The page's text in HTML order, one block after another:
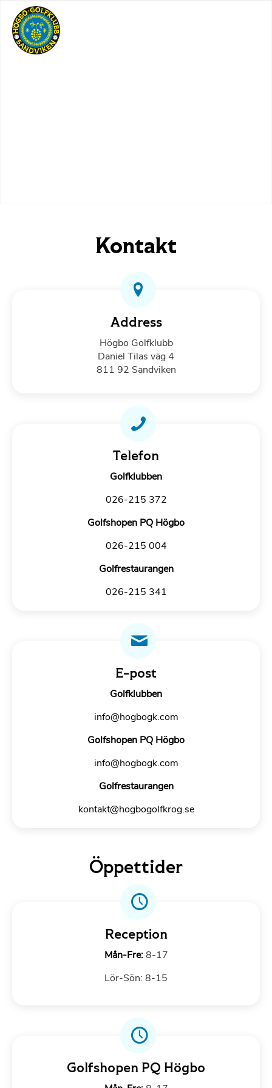
Kontakt
Address
Högbo Golfklubb
Daniel Tilas väg 4
811 92 Sandviken
Telefon
Golfklubben
026-215 372
Golfshopen PQ Högbo
026-215 004
Golfrestaurangen
026-215 341
E-post
Golfklubben
info@hogbogk.com
Golfshopen PQ Högbo
info@hogbogk.com
Golfrestaurangen
kontakt@hogbogolfkrog.se
Öppettider
Reception
Mån-Fre:8-17
Lör-Sön: 8-15
Golfshopen PQ Högbo